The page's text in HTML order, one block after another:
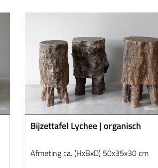
Bijzettafel Lychee | organisch
Afmeting ca. (HxBxD) 50x35x30 cm